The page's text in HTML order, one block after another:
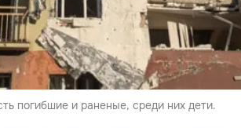
погибшие и раненые, среди них дети.